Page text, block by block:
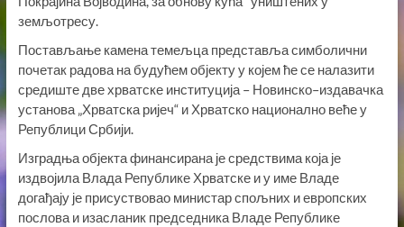
земљотресу.
Постављање камена темељца представља симболични
почетак радова на будућем објекту у којем ће се налазити
средиште две хрватске институција – Новинско–издавачка
установа „Хрватска ријеч“ и Хрватско национално веће у
Републици Србији.
Изградња објекта финансирана је средствима која је
издвојила Влада Републике Хрватске и у име Владе
догађају је присуствовао министар спољних и европских
послова и изасланик председника Владе Републике